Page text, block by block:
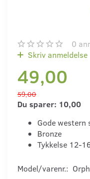
0
Skriv anmeldelse
49,00
59,00
Du sparer: 10,00
Gode
Bronze
Tykkelse 12-
Model/varenr.: